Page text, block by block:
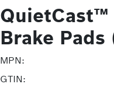
QuietCast™
Brake Pads
MPN:
GTIN: